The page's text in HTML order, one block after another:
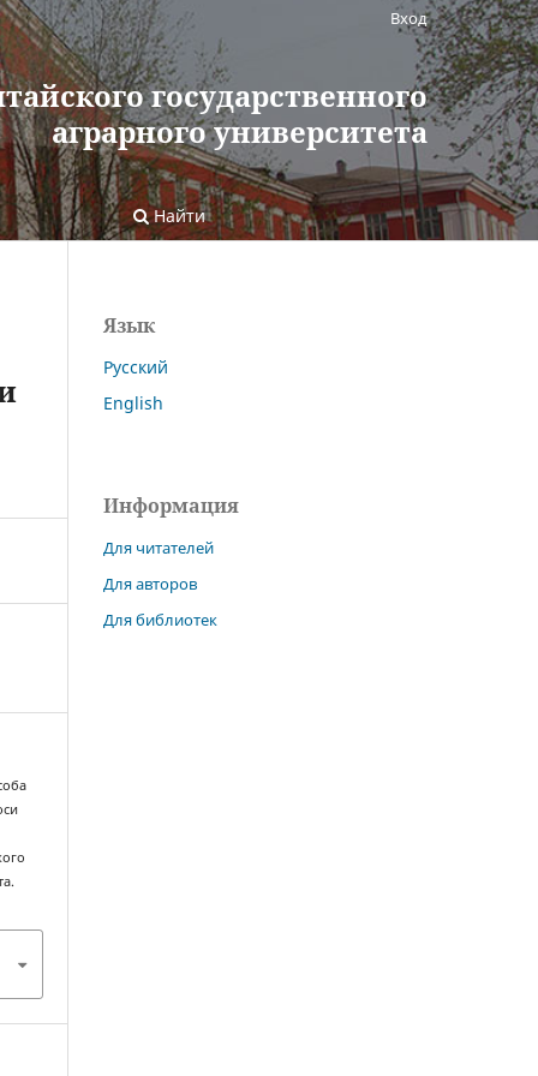
государственного
аграрного университета
Найти
Вход
Язык
Русский
English
Информация
Для читателей
Для авторов
Для библиотек